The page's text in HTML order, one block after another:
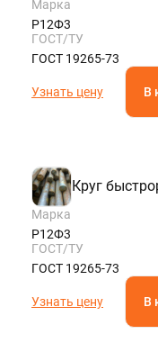
Марка
Р12Ф3
ГОСТ/ТУ
ГОСТ 19265-73
Узнать цену В
Круг
Марка
Р12Ф3
ГОСТ/ТУ
ГОСТ 19265-73
Узнать цену В